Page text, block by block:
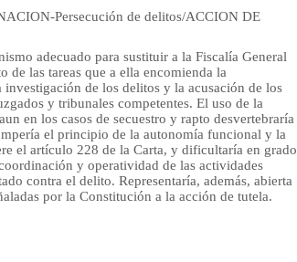
Persecución de delitos/ACCION DE
adecuado para sustituir a la Fiscalía General
de las tareas que a ella encomienda la
de los delitos y la acusación de los
y tribunales competentes. El uso de la
en los casos de secuestro y rapto desvertebraría
el principio de la autonomía funcional y la
el artículo 228 de la Carta, y dificultaría en grado
y operatividad de las actividades
contra el delito. Representaría, además, abierta
por la Constitución a la acción de tutela.